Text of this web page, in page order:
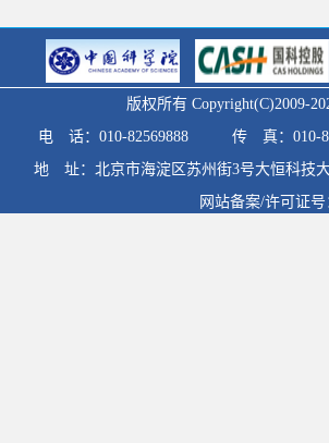
版权所有 Copyright(C)2009-
电 话：010-82569888
传 真：010-
地 址：北京市海淀区苏州街3号大恒科技
网站备案/许可证号